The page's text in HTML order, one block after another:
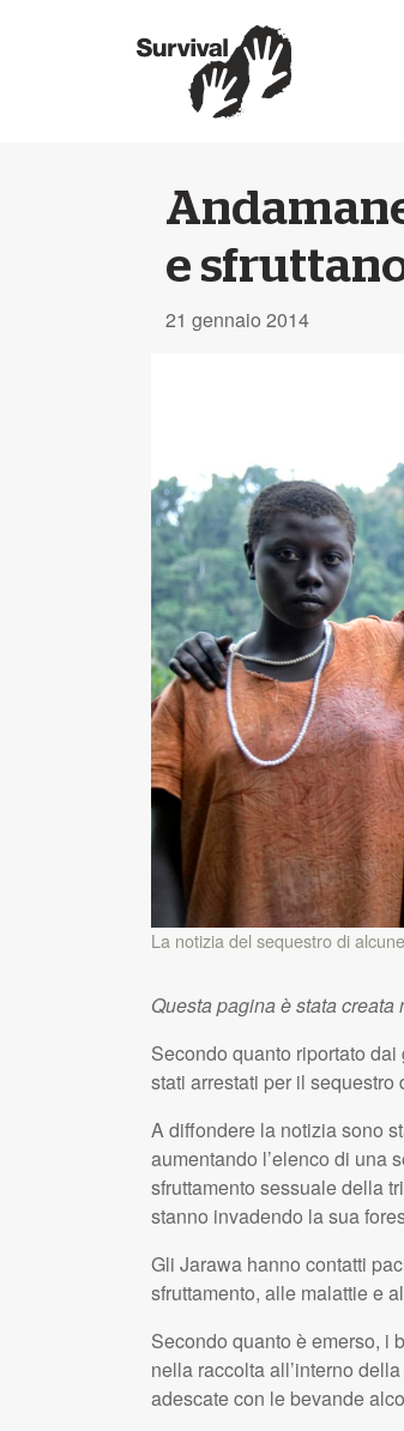
e
21 gennaio 2014
La notizia del sequestro di
Questa pagina è stata
Secondo quanto riportato
stati arrestati per il sequestro
A diffondere la notizia sono
aumentando l’elenco di una
sfruttamento sessuale della
stanno invadendo la sua
Gli Jarawa hanno contatti
sfruttamento, alle malattie e
Secondo quanto è emerso, i
nella raccolta all’interno
adescate con le bevande